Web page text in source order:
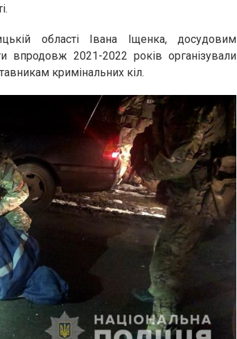
області Івана Іщенка, досудовим
впродовж 2021-2022 років організували
кримінальних кіл.